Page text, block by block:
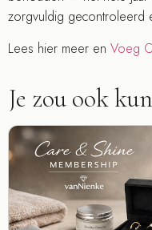
zorgvuldig gecontroleerd
Lees hier meer en Voeg
Je zou ook